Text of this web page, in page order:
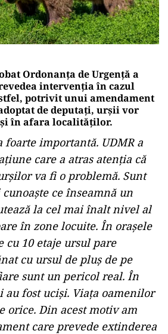
Ordonanța de Urgență a
intervenția în cazul
potrivit unui amendament
de deputați, urșii vor
în afara localităților.
foarte importantă. UDMR a
care a atras atenția că
va fi o problemă. Sunt
ce înseamnă un
la cel mai înalt nivel al
în zone locuite. În orașele
10 etaje ursul pare
cu ursul de pluș de pe
sunt un pericol real. În
au fost uciși. Viața oamenilor
orice. Din acest motiv am
care prevede extinderea